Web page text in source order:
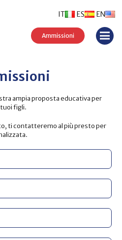
ES EN
IT
Ammissioni
ampia proposta educativa per
figli.
ti contatteremo al più presto per